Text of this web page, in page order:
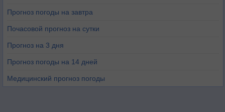
Прогноз погоды на завтра
Почасовой прогноз на сутки
Прогноз на 3 дня
Прогноз погоды на 14 дней
Медицинский прогноз погоды